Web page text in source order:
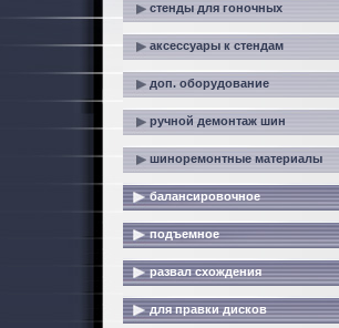
стенды для гоночных
аксессуары к стендам
доп. оборудование
ручной демонтаж шин
шиноремонтные материалы
балансировочное
подъемное
развал схождения
для правки дисков